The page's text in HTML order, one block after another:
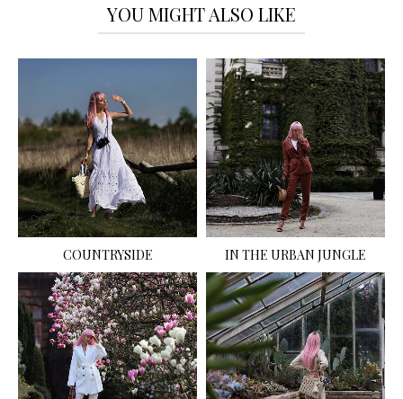
YOU MIGHT ALSO LIKE
COUNTRYSIDE IN THE URBAN JUNGLE